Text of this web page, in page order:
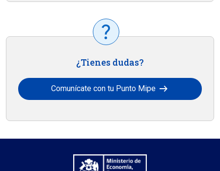
¿Tienes dudas?
Comunícate con tu Punto Mipe arrow_right_alt